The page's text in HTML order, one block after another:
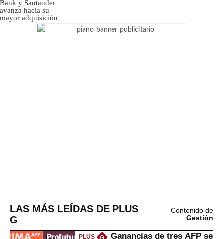
LAS MÁS LEÍDAS DE PLUS
G
Contenido de
Gestión
PLUS G
Ganancias de tres AFP se